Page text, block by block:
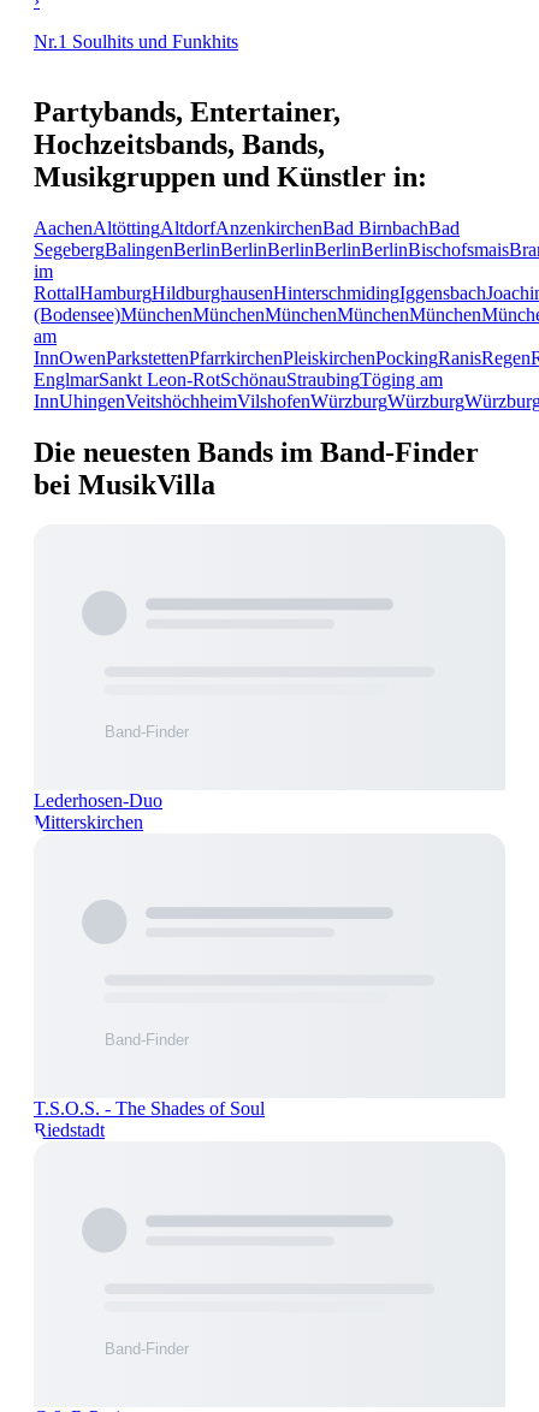
Nr.1 Soulhits und Funkhits
Partybands, Entertainer,
Hochzeitsbands, Bands,
Musikgruppen und Künstler in:
AachenAltöttingAltdorfAnzenkirchenBad BirnbachBad
SegebergBalingenBerlinBerlinBerlinBerlinBerlinBischofsmais
im
RottalHamburgHildburghausenHinterschmidingIggensbach
(Bodensee)MünchenMünchenMünchenMünchenMünchen
am
InnOwenParkstettenPfarrkirchenPleiskirchenPockingRanisRegen
EnglmarSankt Leon-RotSchönauStraubingTöging am
InnUhingenVeitshöchheimVilshofenWürzburgWürzburg
Die neuesten Bands im Band-Finder
bei MusikVilla
Lederhosen-Duo
Mitterskirchen
T.S.O.S. - The Shades of Soul
Riedstadt